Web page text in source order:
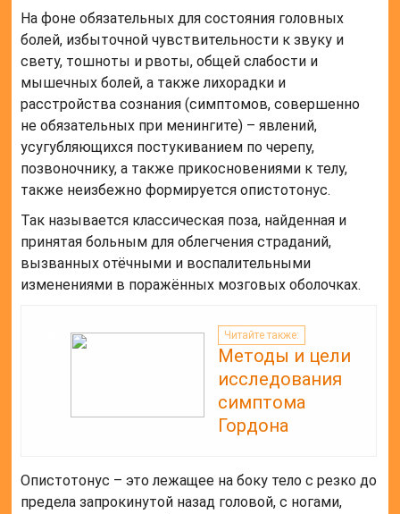
На фоне обязательных для состояния головных
болей, избыточной чувствительности к звуку и
свету, тошноты и рвоты, общей слабости и
мышечных болей, а также лихорадки и
расстройства сознания (симптомов, совершенно
не обязательных при менингите) – явлений,
усугубляющихся постукиванием по черепу,
позвоночнику, а также прикосновениями к телу,
также неизбежно формируется опистотонус.
Так называется классическая поза, найденная и
принятая больным для облегчения страданий,
вызванных отёчными и воспалительными
изменениями в поражённых мозговых оболочках.
Читайте также:
Методы и цели
исследования
симптома
Гордона
Опистотонус – это лежащее на боку тело с резко до
предела запрокинутой назад головой, с ногами,